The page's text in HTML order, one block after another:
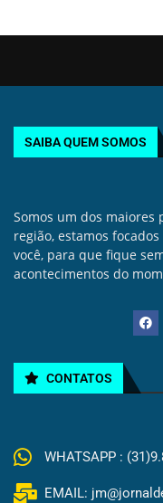
SAIBA QUEM SOMOS
Somos um dos maiores
região, estamos
você, para que fique
acontecimentos do
CONTATOS
WHATSAPP :
EMAIL: